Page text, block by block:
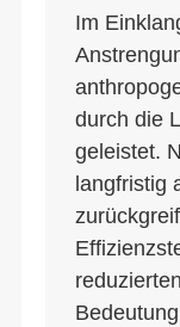
Im
durch die
geleistet.
langfristig